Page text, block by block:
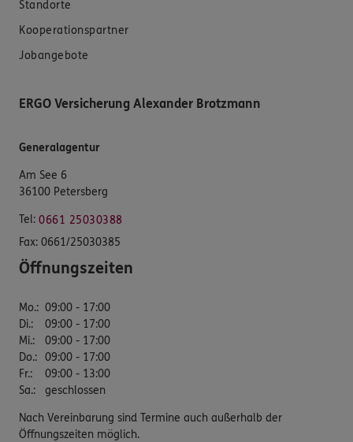
Standorte
Kooperationspartner
Jobangebote
ERGO Versicherung Alexander Brotzmann
Generalagentur
Am See 6
36100 Petersberg
Tel: 0661 25030388
Fax: 0661/25030385
Öffnungszeiten
Mo.: 09:00 - 17:00
Di.:
09:00 - 17:00
Mi.:
09:00 - 17:00
Do.: 09:00 - 17:00
Fr.:
09:00 - 13:00
Sa.: geschlossen
Nach Vereinbarung sind Termine auch außerhalb der
Öffnungszeiten möglich.